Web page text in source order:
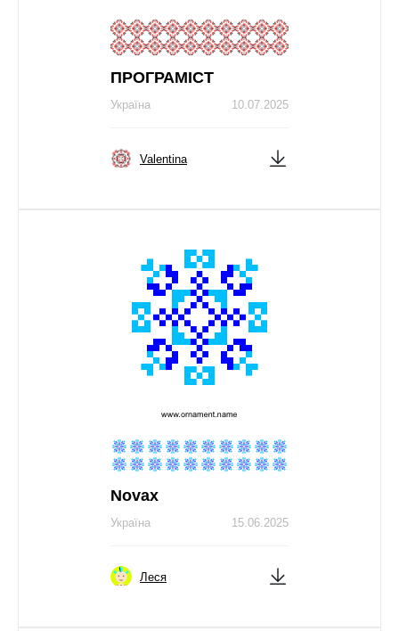
ПРОГРАМІСТ
10.07.2025
Україна
Valentina
Novax
15.06.2025
Україна
Леся